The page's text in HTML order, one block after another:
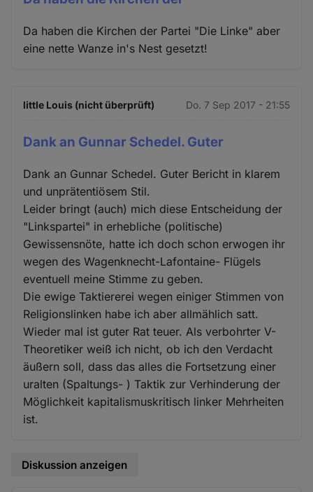
Da haben die Kirchen der Partei "Die Linke" aber
eine nette Wanze in's Nest gesetzt!
little Louis (nicht überprüft) Do. 7 Sep 2017 - 21:55
Dank an Gunnar Schedel. Guter
Dank an Gunnar Schedel. Guter Bericht in klarem
und unprätentiösem Stil.
Leider bringt (auch) mich diese Entscheidung der
"Linkspartei" in erhebliche (politische)
Gewissensnöte, hatte ich doch schon erwogen ihr
wegen des Wagenknecht-Lafontaine- Flügels
eventuell meine Stimme zu geben.
Die ewige Taktiererei wegen einiger Stimmen von
Religionslinken habe ich aber allmählich satt.
Wieder mal ist guter Rat teuer. Als verbohrter V-
Theoretiker weiß ich nicht, ob ich den Verdacht
äußern soll, dass das alles die Fortsetzung einer
uralten (Spaltungs- ) Taktik zur Verhinderung der
Möglichkeit kapitalismuskritisch linker Mehrheiten
ist.
Diskussion anzeigen